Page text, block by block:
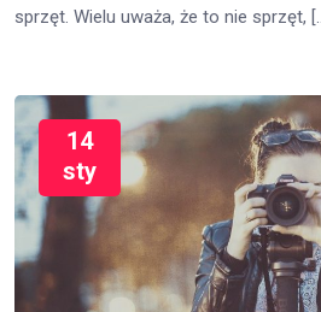
sprzęt. Wielu uważa, że to nie sprzęt,
14
sty